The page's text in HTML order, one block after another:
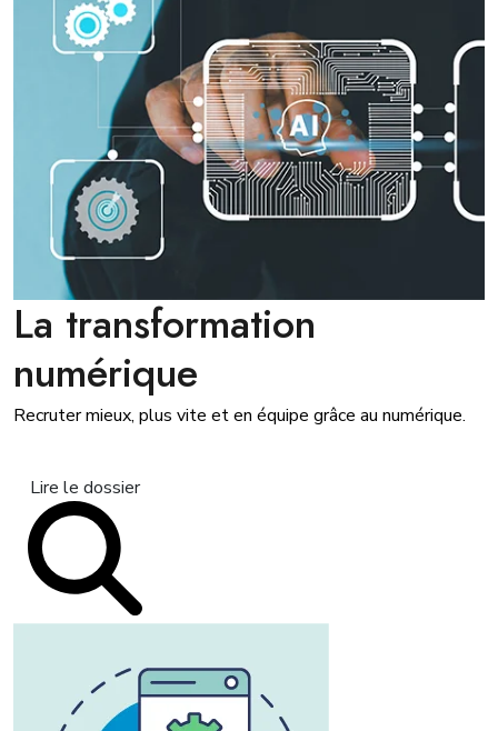
La transformation
numérique
Recruter mieux, plus vite et en équipe grâce au numérique.
Lire le dossier